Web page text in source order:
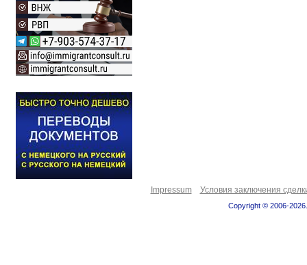
Impressum Условия заключения
Copyright © 2006-